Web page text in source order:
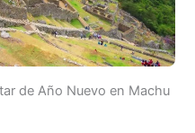
de Año Nuevo en Machu